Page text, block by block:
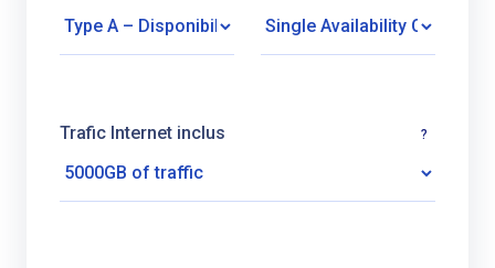
Trafic Internet inclus ?